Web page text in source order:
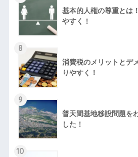
基本的人権の尊重とは
やすく！
8
消費税のメリットとデ
りやすく！
9
普天間基地移設問題を
した！
10